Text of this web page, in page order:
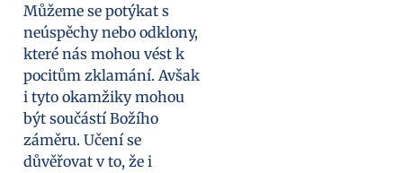
Můžeme se potýkat s
neúspěchy nebo odklony,
které nás mohou vést k
pocitům zklamání. Avšak
i tyto okamžiky mohou
být součástí Božího
záměru. Učení se
důvěřovat v to, že i